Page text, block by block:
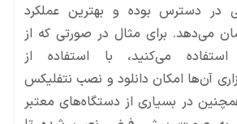
در دسترس بوده و بهترین عملکرد
می‌دهد. برای مثال در صورتی که از
استفاده می‌کنید، با استفاده از
آن‌ها امکان دانلود و نصب نتفلیکس
در بسیاری از دستگاه‌های معتبر